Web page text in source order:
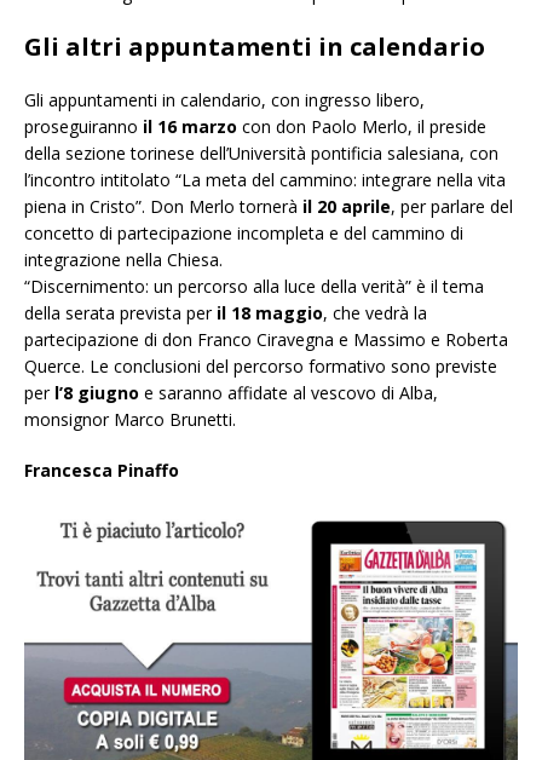
Gli altri appuntamenti in calendario
Gli appuntamenti in calendario, con ingresso libero,
proseguiranno il 16 marzo con don Paolo Merlo, il preside
della sezione torinese dell’Università pontificia salesiana, con
l’incontro intitolato “La meta del cammino: integrare nella vita
piena in Cristo”. Don Merlo tornerà il 20 aprile, per parlare del
concetto di partecipazione incompleta e del cammino di
integrazione nella Chiesa.
“Discernimento: un percorso alla luce della verità” è il tema
della serata prevista per il 18 maggio, che vedrà la
partecipazione di don Franco Ciravegna e Massimo e Roberta
Querce. Le conclusioni del percorso formativo sono previste
per l’8 giugno e saranno affidate al vescovo di Alba,
monsignor Marco Brunetti.
Francesca Pinaffo